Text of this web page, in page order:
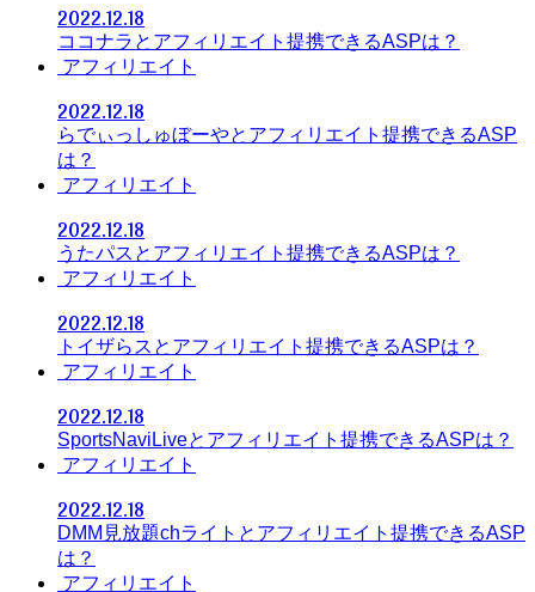
2022.12.18
ココナラとアフィリエイト提携できるASPは？
アフィリエイト
2022.12.18
らでぃっしゅぼーやとアフィリエイト提携できるASP
は？
アフィリエイト
2022.12.18
うたパスとアフィリエイト提携できるASPは？
アフィリエイト
2022.12.18
トイザらスとアフィリエイト提携できるASPは？
アフィリエイト
2022.12.18
SportsNaviLiveとアフィリエイト提携できるASPは？
アフィリエイト
2022.12.18
DMM見放題chライトとアフィリエイト提携できるASP
は？
アフィリエイト